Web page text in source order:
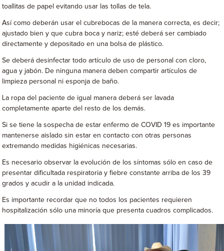
toallitas de papel evitando usar las tollas de tela.
Así como deberán usar el cubrebocas de la manera correcta, es decir;
ajustado bien y que cubra boca y nariz; esté deberá ser cambiado
directamente y depositado en una bolsa de plástico.
Se deberá desinfectar todo artículo de uso de personal con cloro,
agua y jabón. De ninguna manera deben compartir artículos de
limpieza personal ni esponja de baño.
La ropa del paciente de igual manera deberá ser lavada
completamente aparte del resto de los demás.
Si se tiene la sospecha de estar enfermo de COVID 19 es importante
mantenerse aislado sin estar en contacto con otras personas
extremando medidas higiénicas necesarias.
Es necesario observar la evolución de los síntomas sólo en caso de
presentar dificultada respiratoria y fiebre constante arriba de los 39
grados y acudir a la unidad indicada.
Es importante recordar que no todos los pacientes requieren
hospitalización sólo una minoría que presenta cuadros complicados.